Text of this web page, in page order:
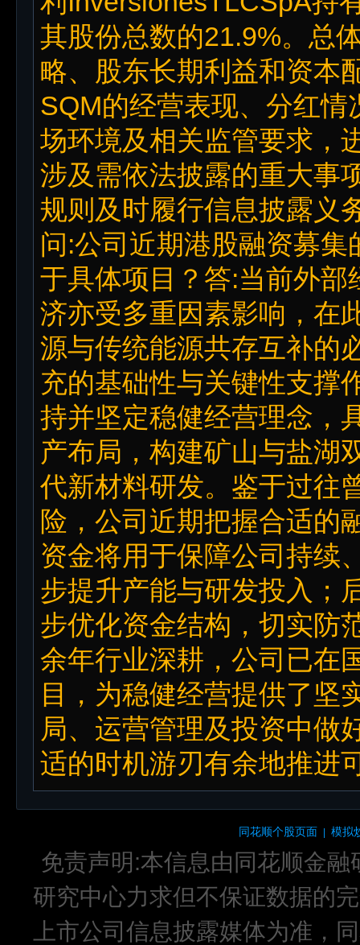
其股份总数的21.9%。总
略、股东长期利益和资本
SQM的经营表现、分红
场环境及相关监管要求，
涉及需依法披露的重大事
规则及时履行信息披露义
问:公司近期港股融资募
于具体项目？答:当前外
济亦受多重因素影响，在
源与传统能源共存互补的
充的基础性与关键性支撑
持并坚定稳健经营理念，
产布局，构建矿山与盐湖
代新材料研发。鉴于过往
险，公司近期把握合适的
资金将用于保障公司持续
步提升产能与研发投入；
步优化资金结构，切实防
余年行业深耕，公司已在
目，为稳健经营提供了坚
局、运营管理及投资中做
适的时机游刃有余地推进
同花顺个股页面 | 模拟
免责声明:本信息由同花顺金
研究中心力求但不保证数据的
上市公司信息披露媒体为准，